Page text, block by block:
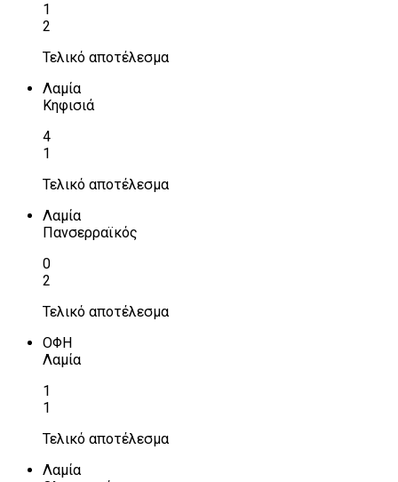
1
2
Τελικό αποτέλεσμα
Λαμία
Κηφισιά
4
1
Τελικό αποτέλεσμα
Λαμία
Πανσερραϊκός
0
2
Τελικό αποτέλεσμα
ΟΦΗ
Λαμία
1
1
Τελικό αποτέλεσμα
Λαμία